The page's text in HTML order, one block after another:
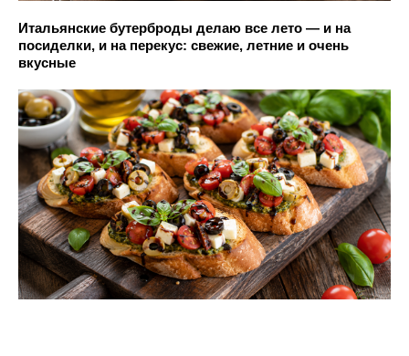
Итальянские бутерброды делаю все лето — и на
посиделки, и на перекус: свежие, летние и очень
вкусные